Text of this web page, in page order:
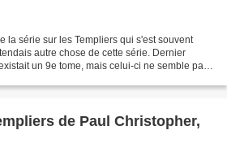
la série sur les Templiers qui s'est souvent
autre chose de cette série. Dernier
un 9e tome, mais celui-ci ne semble pas
de Paul Christopher,